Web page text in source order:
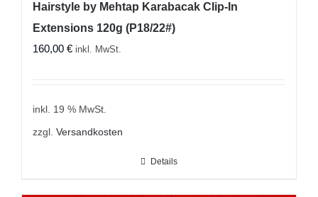
Hairstyle by Mehtap Karabacak Clip-In
Extensions 120g (P18/22#)
160,00 € inkl. MwSt.
inkl. 19 % MwSt.
zzgl. Versandkosten
Details